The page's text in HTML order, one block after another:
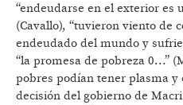
“endeudarse en el exterior es
(Cavallo), “tuvieron viento de
endeudado del mundo y
“la promesa de pobreza 0...”
pobres podían tener plasma y
decisión del gobierno de